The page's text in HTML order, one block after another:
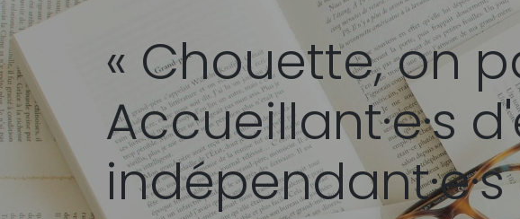
« Chouette, on
Accueillant·e·s